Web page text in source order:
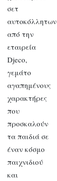
σετ
αυτοκόλλητων
από την
εταιρεία
Djeco,
γεμάτο
αγαπημένους
χαρακτήρες
που
προσκαλούν
τα παιδιά σε
έναν κόσμο
παιχνιδιού
και